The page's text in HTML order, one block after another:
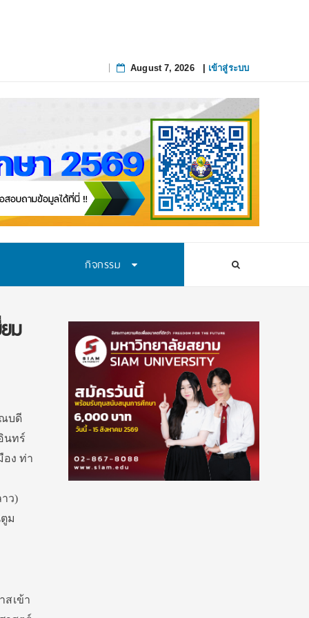
างการศึกษาอย่างยั่งยืน
August 7, 2026| เข้าสู่ระบบ
กิจกรรม
ม
บดี
นทร์
อง ท่า
ว)
ม
สเข้า